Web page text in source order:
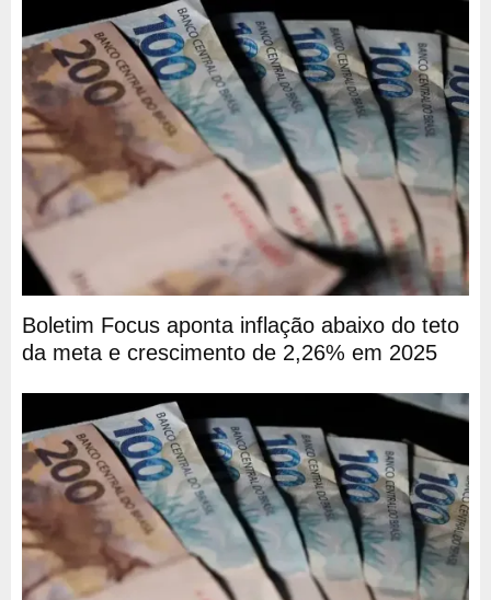
Boletim Focus aponta inflação abaixo do teto
da meta e crescimento de 2,26% em 2025